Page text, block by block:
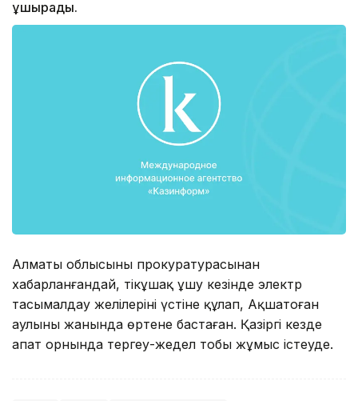
ұшырады.
Алматы облысының прокуратурасынан
хабарланғандай, тікұшақ ұшу кезінде электр
тасымалдау желілерінің үстіне құлап, Ақшатоған
аулының жанында өртене бастаған. Қазіргі кезде
апат орнында тергеу-жедел тобы жұмыс істеуде.